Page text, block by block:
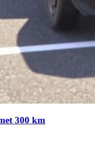
300 km